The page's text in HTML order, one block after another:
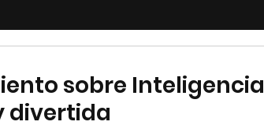
sobre Inteligencia
divertida